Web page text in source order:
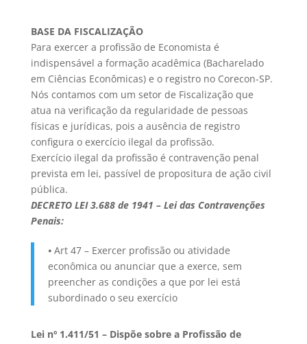
BASE DA FISCALIZAÇÃO
Para exercer a profissão de Economista é
indispensável a formação acadêmica (Bacharelado
em Ciências Econômicas) e o registro no Corecon-SP.
Nós contamos com um setor de Fiscalização que
atua na verificação da regularidade de pessoas
físicas e jurídicas, pois a ausência de registro
configura o exercício ilegal da profissão.
Exercício ilegal da profissão é contravenção penal
prevista em lei, passível de propositura de ação civil
pública.
DECRETO LEI 3.688 de 1941 – Lei das Contravenções
Penais:
⦁ Art 47 – Exercer profissão ou atividade
econômica ou anunciar que a exerce, sem
preencher as condições a que por lei está
subordinado o seu exercício
Lei nº 1.411/51 – Dispõe sobre a Profissão de